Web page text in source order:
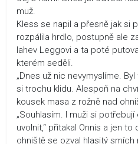
muž.
Kless se napil a přesně jak si
rozpálila hrdlo, postupně ale
lahev Leggovi a ta poté
kterém seděli.
„Dnes už nic nevymyslíme.
si trochu klidu. Alespoň na
kousek masa z rožně nad
„Souhlasím. I muži si
uvolnit,“ přitakal Onnis a jen
ohniště se ozval hlasitý smích